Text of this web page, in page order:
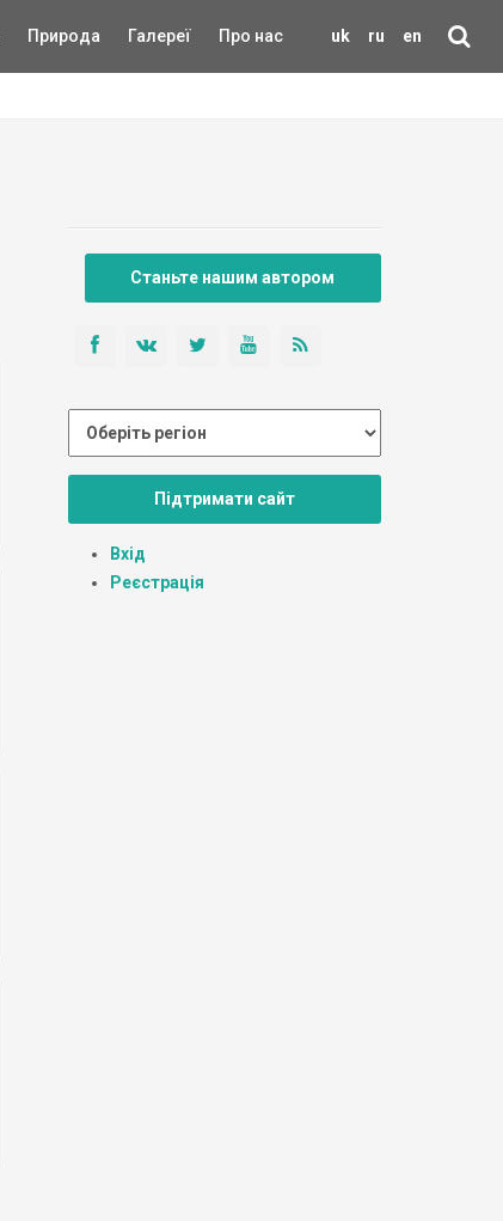
uk ru en
Природа Галереї Про нас
Станьте нашим автором
Підтримати сайт
Вхід
Реєстрація